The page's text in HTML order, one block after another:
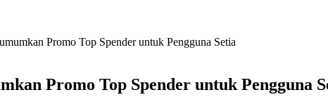
Promo Top Spender untuk Pengguna Setia
Promo Top Spender untuk Pengguna